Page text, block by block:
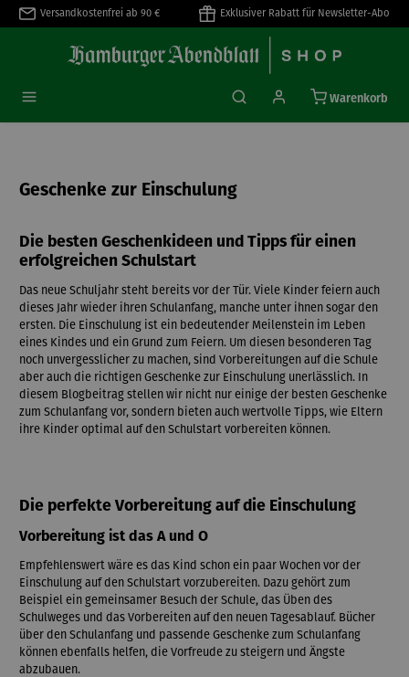
springen
Versandkostenfrei ab 90 € Exklusiver Rabatt für Newsletter-Abo
Warenkorb
Geschenke zur Einschulung
Die besten Geschenkideen und Tipps für einen
erfolgreichen Schulstart
Das neue Schuljahr steht bereits vor der Tür. Viele Kinder feiern auch
dieses Jahr wieder ihren Schulanfang, manche unter ihnen sogar den
ersten. Die Einschulung ist ein bedeutender Meilenstein im Leben
eines Kindes und ein Grund zum Feiern. Um diesen besonderen Tag
noch unvergesslicher zu machen, sind Vorbereitungen auf die Schule
aber auch die richtigen Geschenke zur Einschulung unerlässlich. In
diesem Blogbeitrag stellen wir nicht nur einige der besten Geschenke
zum Schulanfang vor, sondern bieten auch wertvolle Tipps, wie Eltern
ihre Kinder optimal auf den Schulstart vorbereiten können.
Die perfekte Vorbereitung auf die Einschulung
Vorbereitung ist das A und O
Empfehlenswert wäre es das Kind schon ein paar Wochen vor der
Einschulung auf den Schulstart vorzubereiten. Dazu gehört zum
Beispiel ein gemeinsamer Besuch der Schule, das Üben des
Schulweges und das Vorbereiten auf den neuen Tagesablauf. Bücher
über den Schulanfang und passende Geschenke zum Schulanfang
können ebenfalls helfen, die Vorfreude zu steigern und Ängste
abzubauen.